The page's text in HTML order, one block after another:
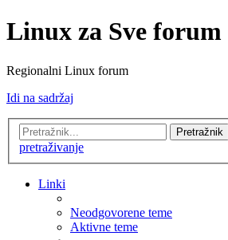
Linux za Sve forum
Regionalni Linux forum
Idi na sadržaj
Pretražnik
pretraživanje
Linki
Neodgovorene teme
Aktivne teme